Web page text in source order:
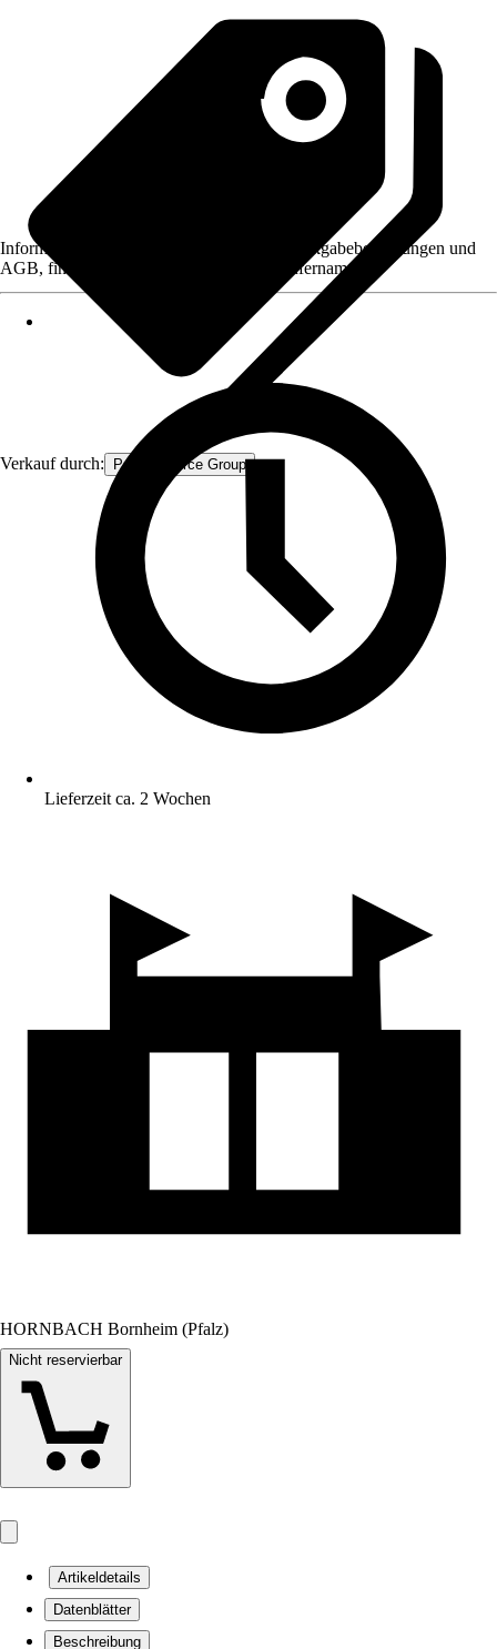
Verkauf durch: Procommerce Group
Informationen des Verkäufers, wie z. B. Rückgabebedingungen und
AGB, finden Sie bei Klick auf den Verkäufernamen.
Lieferzeit ca. 2 Wochen
HORNBACH Bornheim (Pfalz)
Nicht reservierbar
Artikeldetails
Datenblätter
Beschreibung